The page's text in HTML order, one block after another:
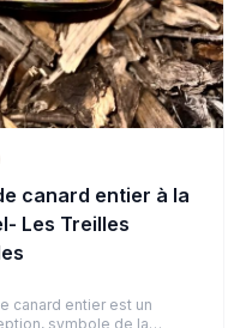
canard entier à la
Les Treilles
canard entier est un
symbole de la